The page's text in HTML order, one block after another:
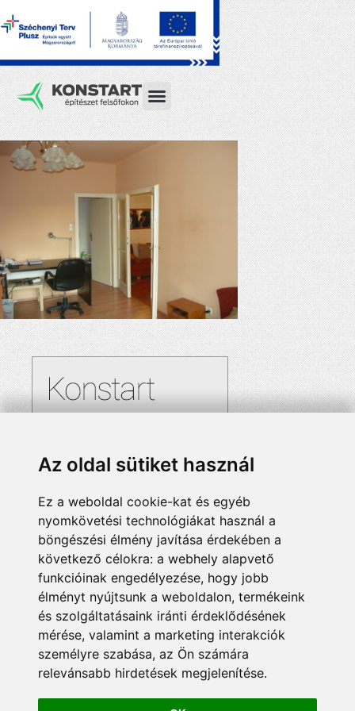
Az oldal sütiket használ
Ez a weboldal cookie-kat és egyéb
nyomkövetési technológiákat használ a
böngészési élmény javítása érdekében a
következő célokra: a webhely alapvető
funkcióinak engedélyezése, hogy jobb
élményt nyújtsunk a weboldalon, termékeink
és szolgáltatásaink iránti érdeklődésének
mérése, valamint a marketing interakciók
személyre szabása, az Ön számára
relevánsabb hirdetések megjelenítése.